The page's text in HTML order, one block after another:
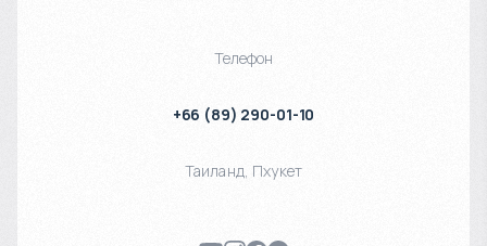
Телефон
+66 (89) 290-01-10
Таиланд, Пхукет